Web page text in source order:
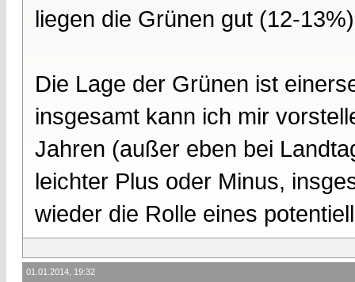
liegen die Grünen gut (12-
Die Lage der Grünen ist
insgesamt kann ich mir
Jahren (außer eben bei
leichter Plus oder Minus,
wieder die Rolle eines
01.01.2014, 19:32